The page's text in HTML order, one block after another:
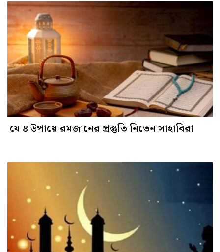
যে ৪ উপায়ে রমজানের প্রস্তুতি নিতেন সাহাবিরা